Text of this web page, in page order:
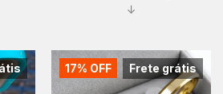
↓
Frete grátis
17% OFF